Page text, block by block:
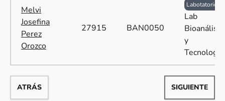
Melvi
Josefina
Perez
Orozco
27915 BAN0050
Labotatorio
Lab
Bioanálisis
y
Tecnología
ATRÁS SIGUIENTE